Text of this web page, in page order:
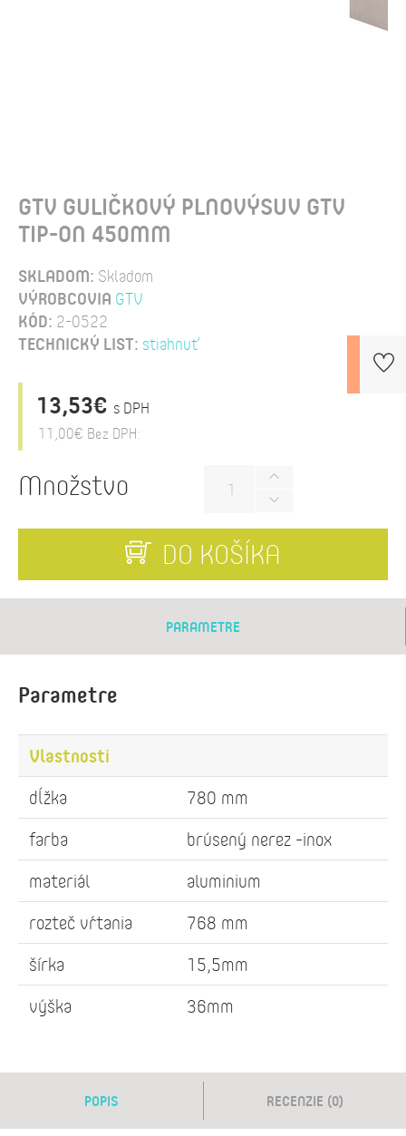
GTV GULIČKOVÝ PLNOVÝSUV GTV
TIP-ON 450MM
SKLADOM: Skladom
VÝROBCOVIA GTV
KÓD: 2-0522
TECHNICKÝ LIST: stiahnuť
13,53€ s DPH
11,00€ Bez DPH:
Množstvo
DO KOŠÍKA
PARAMETRE
Parametre
Vlastnosti
dĺžka
780 mm
farba
brúsený nerez -inox
materiál
aluminium
rozteč vŕtania
768 mm
šírka
15,5mm
výška
36mm
POPIS RECENZIE (0)